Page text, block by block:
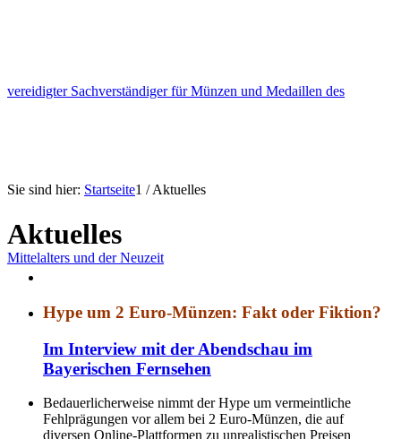
vereidigter Sachverständiger für Münzen und Medaillen des
Mittelalters und der Neuzeit
Sie sind hier: Startseite1 /Aktuelles
Aktuelles
Hype um 2 Euro-Münzen: Fakt oder Fiktion?
Im Interview mit der Abendschau im
Bayerischen Fernsehen
Bedauerlicherweise nimmt der Hype um vermeintliche
Fehlprägungen vor allem bei 2 Euro-Münzen, die auf
diversen Online-Plattformen zu unrealistischen Preisen